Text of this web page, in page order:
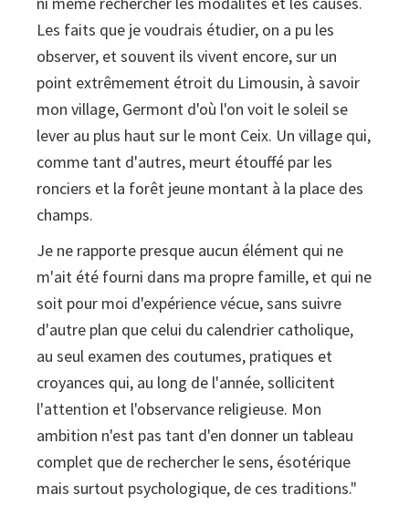
Les faits que je voudrais étudier, on a pu les
observer, et souvent ils vivent encore, sur un
point extrêmement étroit du Limousin, à savoir
mon village, Germont d'où l'on voit le soleil se
lever au plus haut sur le mont Ceix. Un village qui,
comme tant d'autres, meurt étouffé par les
ronciers et la forêt jeune montant à la place des
champs.
Je ne rapporte presque aucun élément qui ne
m'ait été fourni dans ma propre famille, et qui ne
soit pour moi d'expérience vécue, sans suivre
d'autre plan que celui du calendrier catholique,
au seul examen des coutumes, pratiques et
croyances qui, au long de l'année, sollicitent
l'attention et l'observance religieuse. Mon
ambition n'est pas tant d'en donner un tableau
complet que de rechercher le sens, ésotérique
mais surtout psychologique, de ces traditions."